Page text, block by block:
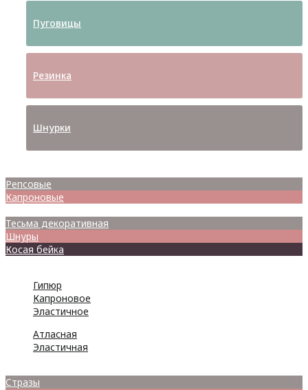
Пуговицы
Резинка
Шнурки
Репсовые
Капроновые
Тесьма декоративная
Шнуры
Косая бейка
Гипюр
Капроновое
Эластичное
Атласная
Эластичная
Стразы